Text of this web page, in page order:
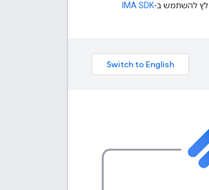
IMA SDK